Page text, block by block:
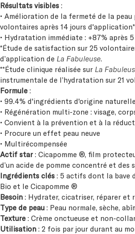
Résultats visibles :
• Amélioration de la fermeté de la peau
volontaires après 14 jours d'application*
• Hydratation immédiate : +87% après
*Étude de satisfaction sur 25
d’application de La Fabuleuse.
**Étude clinique réalisée sur La
instrumentale de l’hydratation sur 21
Formule :
• 99.4% d'ingrédients d'origine naturelle
• Régénération multi-zone : visage,
• Convient à la prévention et à la
• Procure un effet peau neuve
• Multirécompensée
Actif star: Cicapomme ®, film
d’un acide de pomme concentré et des
Ingrédients clés : 5 actifs dont la bave
Bio et le Cicapomme ®
Besoin : Hydrater, cicatriser, réparer et
Type de peau : Peau normale, sèche,
Texture : Crème onctueuse et non-
Utilisation : 2 fois par jour durant au